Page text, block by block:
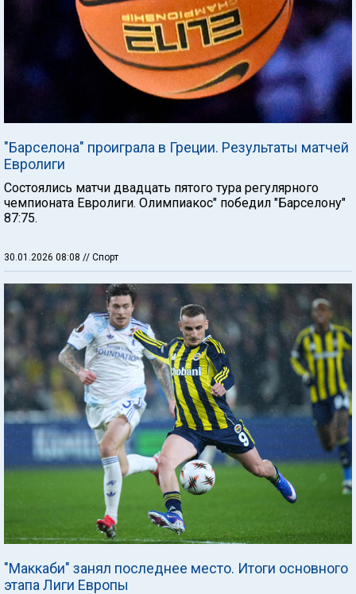
"Барселона" проиграла в Греции. Результаты матчей
Евролиги
Состоялись матчи двадцать пятого тура регулярного
чемпионата Евролиги. Олимпиакос" победил "Барселону"
87:75.
30.01.2026 08:08 // Спорт
"Маккаби" занял последнее место. Итоги основного
этапа Лиги Европы